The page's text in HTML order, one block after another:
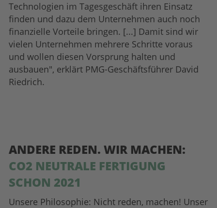
Technologien im Tagesgeschäft ihren Einsatz
finden und dazu dem Unternehmen auch noch
finanzielle Vorteile bringen. [...] Damit sind wir
vielen Unternehmen mehrere Schritte voraus
und wollen diesen Vorsprung halten und
ausbauen", erklärt PMG-Geschäftsführer David
Riedrich.
ANDERE REDEN. WIR MACHEN:
CO2 NEUTRALE FERTIGUNG
SCHON 2021
Unsere Philosophie: Nicht reden, machen! Unser